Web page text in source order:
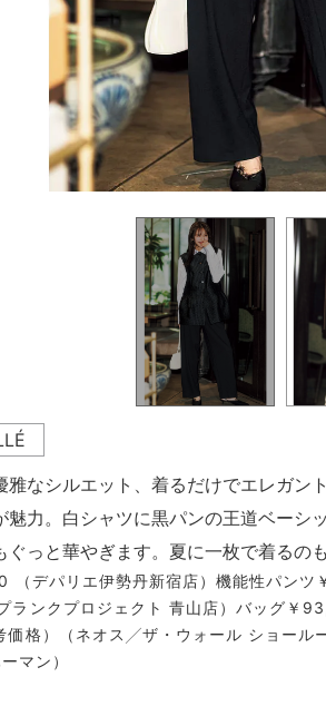
雅なシルエット、着るだけでエレガン
魅力。白シャツに黒パンの王道ベーシ
ぐっと華やぎます。夏に一枚で着るの
（デパリエ伊勢丹新宿店）機能性パン
ランクプロジェクト 青山店）バッグ￥
格）（ネオス╱ザ・ウォール ショール
マン）